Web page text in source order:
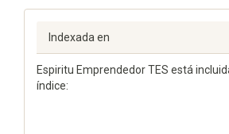
Indexada en
Espiritu Emprendedor TES está
índice: